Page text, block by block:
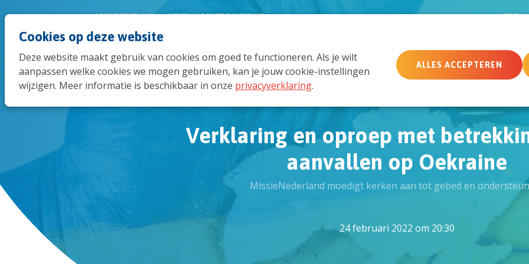
Cookies op deze website
Deze website maakt gebruik van cookies om goed te functioneren. Als je wilt
aanpassen welke cookies we mogen gebruiken, kan je jouw cookie-instellingen
wijzigen. Meer informatie is beschikbaar in onze privacyverklaring.
ALLES ACCEPTEREN
MemberCare Netwerk
MISSIENEDERLAND NEDERLANDSE ZENDINGSRAAD AGENDA
Verklaring en oproep met
aanvallen op Oekraine
MissieNederland moedigt kerken aan tot gebed en
24 februari 2022 om 20:30